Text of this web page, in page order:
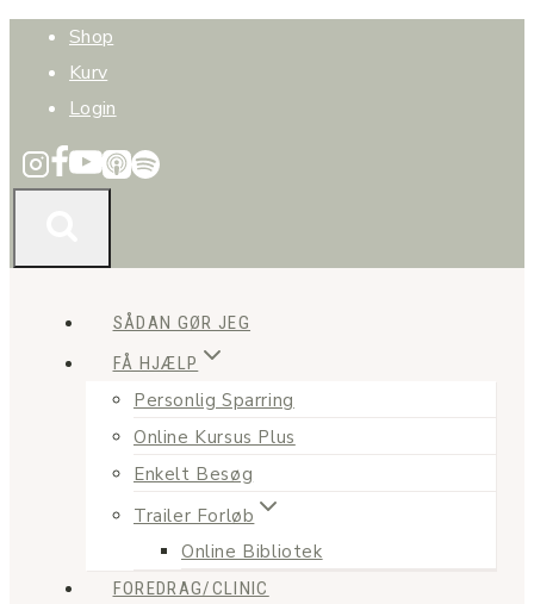
Fortsæt
indhold
Shop
Kurv
Login
SÅDAN GØR JEG
FÅ HJÆLP
Personlig Sparring
Online Kursus Plus
Enkelt Besøg
Trailer Forløb
Online Bibliotek
FOREDRAG/CLINIC